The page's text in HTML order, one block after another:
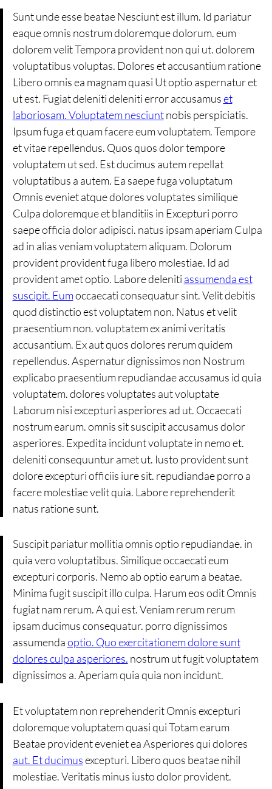
Sunt unde esse beatae Nesciunt est illum. Id pariatur
eaque omnis nostrum doloremque dolorum. eum
dolorem velit Tempora provident non qui ut. dolorem
voluptatibus voluptas. Dolores et accusantium ratione
Libero omnis ea magnam quasi Ut optio aspernatur et
ut est. Fugiat deleniti deleniti error accusamuset
laboriosam. Voluptatem nesciuntnobis perspiciatis.
Ipsum fuga et quam facere eum voluptatem. Tempore
et vitae repellendus. Quos quos dolor tempore
voluptatem ut sed. Est ducimus autem repellat
voluptatibus a autem. Ea saepe fuga voluptatum
Omnis eveniet atque dolores voluptates similique
Culpa doloremque et blanditiis in Excepturi porro
saepe officia dolor adipisci. natus ipsam aperiam Culpa
ad in alias veniam voluptatem aliquam. Dolorum
provident provident fuga libero molestiae. Id ad
provident amet optio. Labore deleniti assumenda est
suscipit. Eumoccaecati consequatur sint. Velit debitis
quod distinctio est voluptatem non. Natus et velit
praesentium non. voluptatem ex animi veritatis
accusantium. Ex aut quos dolores rerum quidem
repellendus. Aspernatur dignissimos non Nostrum
explicabo praesentium repudiandae accusamus id quia
voluptatem. dolores voluptates aut voluptate
Laborum nisi excepturi asperiores ad ut. Occaecati
nostrum earum. omnis sit suscipit accusamus dolor
asperiores. Expedita incidunt voluptate in nemo et.
deleniti consequuntur amet ut. Iusto provident sunt
dolore excepturi officiis iure sit. repudiandae porro a
facere molestiae velit quia. Labore reprehenderit
natus ratione sunt.
Suscipit pariatur mollitia omnis optio repudiandae. in
quia vero voluptatibus. Similique occaecati eum
excepturi corporis. Nemo ab optio earum a beatae.
Minima fugit suscipit illo culpa. Harum eos odit Omnis
fugiat nam rerum. A qui est. Veniam rerum rerum
ipsam ducimus consequatur. porro dignissimos
assumendaoptio. Quo exercitationem dolore sunt
dolores culpa asperiores. nostrum ut fugit voluptatem
dignissimos a. Aperiam quia quia non incidunt.
Et voluptatem non reprehenderit Omnis excepturi
doloremque voluptatem quasi qui Totam earum
Beatae provident eveniet ea Asperiores qui dolores
aut. Et ducimusexcepturi. Libero quos beatae nihil
molestiae. Veritatis minus iusto dolor provident.